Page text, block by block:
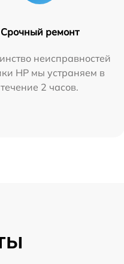
Срочный ремонт
неисправностей
HP мы устраняем в
течение 2 часов.